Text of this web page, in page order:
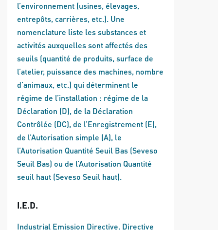
l’environnement (usines, élevages,
entrepôts, carrières, etc.). Une
nomenclature liste les substances et
activités auxquelles sont affectés des
seuils (quantité de produits, surface de
l’atelier, puissance des machines, nombre
d’animaux, etc.) qui déterminent le
régime de l’installation : régime de la
Déclaration (D), de la Déclaration
Contrôlée (DC), de l’Enregistrement (E),
de l’Autorisation simple (A), le
l’Autorisation Quantité Seuil Bas (Seveso
Seuil Bas) ou de l’Autorisation Quantité
seuil haut (Seveso Seuil haut).
I.E.D.
Industrial Emission Directive. Directive